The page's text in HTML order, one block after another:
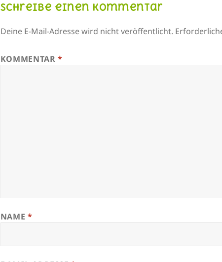
Schreibe einen Kommentar
Deine E-Mail-Adresse wird nicht veröffentlicht.
KOMMENTAR*
NAME *